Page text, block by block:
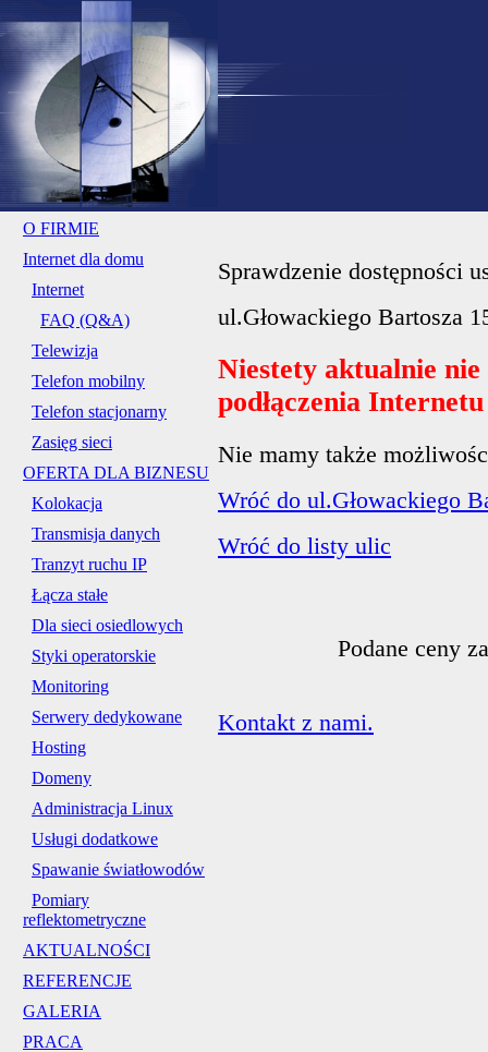
O FIRMIE
Internet dla domu
Internet
FAQ (Q&A)
Telewizja
Telefon mobilny
Telefon stacjonarny
Zasięg sieci
OFERTA DLA BIZNESU
Kolokacja
Transmisja danych
Tranzyt ruchu IP
Łącza stałe
Dla sieci osiedlowych
Styki operatorskie
Monitoring
Serwery dedykowane
Hosting
Domeny
Administracja Linux
Usługi dodatkowe
Spawanie światłowodów
Pomiary
reflektometryczne
AKTUALNOŚCI
REFERENCJE
GALERIA
PRACA
Sprawdzenie dostępności
ul.Głowackiego Bartosza
Niestety aktualnie
podłączenia
Nie mamy także
Wróć do ul.Głowackiego
Wróć do listy ulic
Podane ceny
Kontakt z nami.